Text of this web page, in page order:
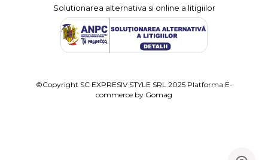
Solutionarea alternativa si online a litigiilor
©Copyright SC EXPRESIV STYLE SRL 2025 Platforma E-
commerce by Gomag